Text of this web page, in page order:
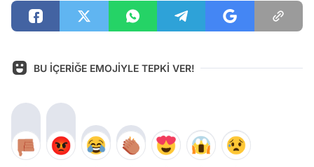
BU İÇERİĞE EMOJİYLE TEPKİ VER!